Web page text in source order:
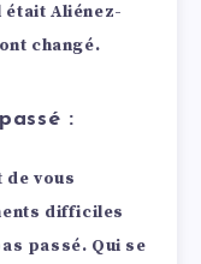
était Aliénez-
changé.
:
vous
difficiles
passé. Qui se